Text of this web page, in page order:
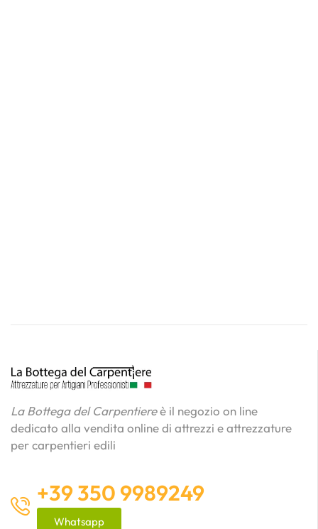
La Bottega del Carpentiereè il negozio on line
dedicato alla vendita online di attrezzi e attrezzature
per carpentieri edili
+39 350 9989249
Whatsapp